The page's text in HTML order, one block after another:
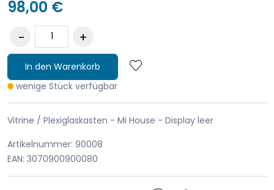
98,00 €
In den Warenkorb
wenige Stück verfügbar
Vitrine / Plexiglaskasten - Mi House - Display leer
Artikelnummer: 90008
EAN: 3070900900080